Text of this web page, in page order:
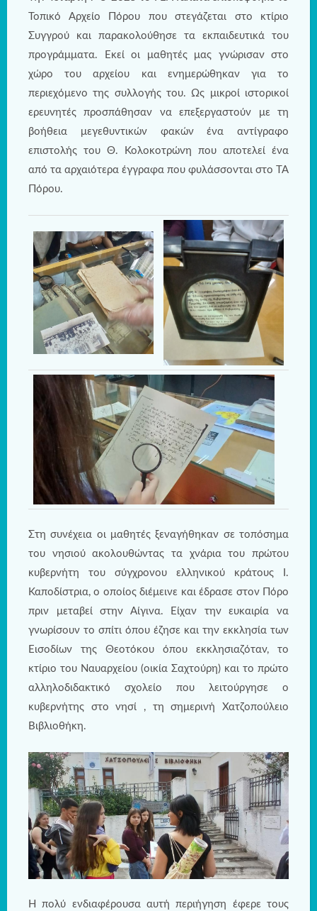
Τοπικό Αρχείο Πόρου που στεγάζεται στο κτίριο
Συγγρού και παρακολούθησε τα εκπαιδευτικά του
προγράμματα. Εκεί οι μαθητές μας γνώρισαν στο
χώρο του αρχείου και ενημερώθηκαν για το
περιεχόμενο της συλλογής του. Ως μικροί ιστορικοί
ερευνητές προσπάθησαν να επεξεργαστούν με τη
βοήθεια μεγεθυντικών φακών ένα αντίγραφο
επιστολής του Θ. Κολοκοτρώνη που αποτελεί ένα
από τα αρχαιότερα έγγραφα που φυλάσσονται στο ΤΑ
Πόρου.
Στη συνέχεια οι μαθητές ξεναγήθηκαν σε τοπόσημα
του νησιού ακολουθώντας τα χνάρια του πρώτου
κυβερνήτη του σύγχρονου ελληνικού κράτους Ι.
Καποδίστρια, ο οποίος διέμεινε και έδρασε στον Πόρο
πριν μεταβεί στην Αίγινα. Είχαν την ευκαιρία να
γνωρίσουν το σπίτι όπου έζησε και την εκκλησία των
Εισοδίων της Θεοτόκου όπου εκκλησιαζόταν, το
κτίριο του Ναυαρχείου (οικία Σαχτούρη) και το πρώτο
αλληλοδιδακτικό σχολείο που λειτούργησε ο
κυβερνήτης στο νησί , τη σημερινή Χατζοπούλειο
Βιβλιοθήκη.
Η πολύ ενδιαφέρουσα αυτή περιήγηση έφερε τους